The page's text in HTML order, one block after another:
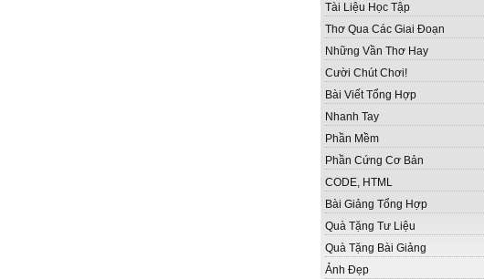
Tài Liệu Học Tập
Thơ Qua Các Giai Đoạn
Những Vần Thơ Hay
Cười Chút Chơi!
Bài Viết Tổng Hợp
Nhanh Tay
Phần Mềm
Phần Cứng Cơ Bản
CODE, HTML
Bài Giảng Tổng Hợp
Quà Tặng Tư Liệu
Quà Tặng Bài Giảng
Ảnh Đẹp